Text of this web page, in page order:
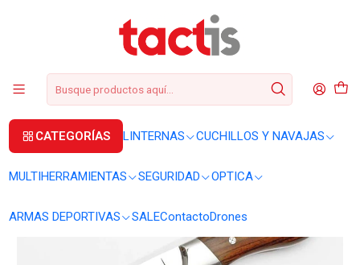
CATEGORÍAS LINTERNAS CUCHILLOS Y NAVAJAS
MULTIHERRAMIENTAS SEGURIDAD OPTICA
ARMAS DEPORTIVAS SALEContactoDrones
+56 2 3224 9572 +569 62369815
CUCHILLOS Y NAVAJAS
CUCHILLOS
Cuchillo Muela Cocker-11CO compacto